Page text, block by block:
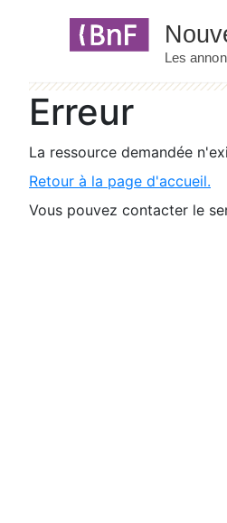
Erreur
La ressource demandée
Retour à la page d'accueil.
Vous pouvez contacter le